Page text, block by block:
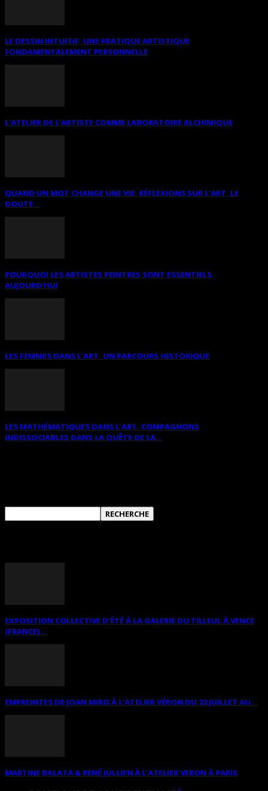
LE DESSIN INTUITIF. UNE PRATIQUE ARTISTIQUE
FONDAMENTALEMENT PERSONNELLE
L’ATELIER DE L’ARTISTE COMME LABORATOIRE ALCHIMIQUE
QUAND UN MOT CHANGE UNE VIE: RÉFLEXIONS SUR L’ART, LE
DOUTE...
POURQUOI LES ARTISTES PEINTRES SONT ESSENTIELS
AUJOURD’HUI
LES FEMMES DANS L’ART. UN PARCOURS HISTORIQUE
LES MATHÉMATIQUES DANS L’ART. COMPAGNONS
INDISSOCIABLES DANS LA QUÊTE DE LA...
EXPOSITION COLLECTIVE D’ÉTÉ À LA GALERIE DU TILLEUL À VENCE
(FRANCE)...
EMPREINTES DE JOAN MIRO À L’ATELIER VÉRON DU 22 JUILLET AU...
MARTINE BALATA & RENÉ JULLIEN À L’ATELIER VERON À PARIS